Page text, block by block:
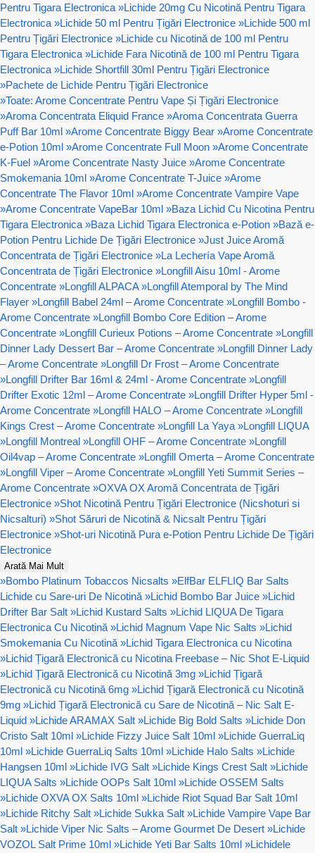
Pentru Tigara Electronica »Lichide 20mg Cu Nicotină Pentru Tigara
Electronica »Lichide 50 ml Pentru Țigări Electronice »Lichide 500 ml
Pentru Țigări Electronice »Lichide cu Nicotină de 100 ml Pentru
Tigara Electronica »Lichide Fara Nicotină de 100 ml Pentru Tigara
Electronica »Lichide Shortfill 30ml Pentru Țigări Electronice
»Pachete de Lichide Pentru Țigări Electronice
»Toate: Arome Concentrate Pentru Vape Și Țigări Electronice
»Aroma Concentrata Eliquid France »Aroma Concentrata Guerra
Puff Bar 10ml »Arome Concentrate Biggy Bear »Arome Concentrate
e-Potion 10ml »Arome Concentrate Full Moon »Arome Concentrate
K-Fuel »Arome Concentrate Nasty Juice »Arome Concentrate
Smokemania 10ml »Arome Concentrate T-Juice »Arome
Concentrate The Flavor 10ml »Arome Concentrate Vampire Vape
»Arome Concentrate VapeBar 10ml »Baza Lichid Cu Nicotina Pentru
Tigara Electronica »Baza Lichid Tigara Electronica e-Potion »Bază e-
Potion Pentru Lichide De Țigări Electronice »Just Juice Aromă
Concentrata de Țigări Electronice »La Lechería Vape Aromă
Concentrata de Țigări Electronice »Longfill Aisu 10ml - Arome
Concentrate »Longfill ALPACA »Longfill Atemporal by The Mind
Flayer »Longfill Babel 24ml – Arome Concentrate »Longfill Bombo -
Arome Concentrate »Longfill Bombo Core Edition – Arome
Concentrate »Longfill Curieux Potions – Arome Concentrate »Longfill
Dinner Lady Dessert Bar – Arome Concentrate »Longfill Dinner Lady
– Arome Concentrate »Longfill Dr Frost – Arome Concentrate
»Longfill Drifter Bar 16ml & 24ml - Arome Concentrate »Longfill
Drifter Exotic 12ml – Arome Concentrate »Longfill Drifter Hyper 5ml -
Arome Concentrate »Longfill HALO – Arome Concentrate »Longfill
Kings Crest – Arome Concentrate »Longfill La Yaya »Longfill LIQUA
»Longfill Montreal »Longfill OHF – Arome Concentrate »Longfill
Oil4vap – Arome Concentrate »Longfill Omerta – Arome Concentrate
»Longfill Viper – Arome Concentrate »Longfill Yeti Summit Series –
Arome Concentrate »OXVA OX Aromă Concentrata de Țigări
Electronice »Shot Nicotină Pentru Țigări Electronice (Nicshoturi si
Nicsalturi) »Shot Săruri de Nicotină & Nicsalt Pentru Țigări
Electronice »Shot-uri Nicotină Pura e-Potion Pentru Lichide De Țigări
Electronice
Arată Mai Mult
»Bombo Platinum Tobaccos Nicsalts »ElfBar ELFLIQ Bar Salts
Lichide cu Sare-uri De Nicotină »Lichid Bombo Bar Juice »Lichid
Drifter Bar Salt »Lichid Kustard Salts »Lichid LIQUA De Tigara
Electronica Cu Nicotină »Lichid Magnum Vape Nic Salts »Lichid
Smokemania Cu Nicotină »Lichid Tigara Electronica cu Nicotina
»Lichid Țigară Electronică cu Nicotina Freebase – Nic Shot E-Liquid
»Lichid Țigară Electronică cu Nicotină 3mg »Lichid Țigară
Electronică cu Nicotină 6mg »Lichid Țigară Electronică cu Nicotină
9mg »Lichid Țigară Electronică cu Sare de Nicotină – Nic Salt E-
Liquid »Lichide ARAMAX Salt »Lichide Big Bold Salts »Lichide Don
Cristo Salt 10ml »Lichide Fizzy Juice Salt 10ml »Lichide GuerraLiq
10ml »Lichide GuerraLiq Salts 10ml »Lichide Halo Salts »Lichide
Hangsen 10ml »Lichide IVG Salt »Lichide Kings Crest Salt »Lichide
LIQUA Salts »Lichide OOPs Salt 10ml »Lichide OSSEM Salts
»Lichide OXVA OX Salts 10ml »Lichide Riot Squad Bar Salt 10ml
»Lichide Ritchy Salt »Lichide Sukka Salt »Lichide Vampire Vape Bar
Salt »Lichide Viper Nic Salts – Arome Gourmet De Desert »Lichide
VOZOL Salt Prime 10ml »Lichide Yeti Bar Salts 10ml »Lichidele